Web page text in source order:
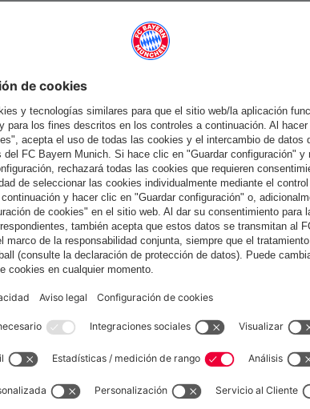
¿Quieres quedarte en la tiendaEspaña?
Españapara entregar allí!